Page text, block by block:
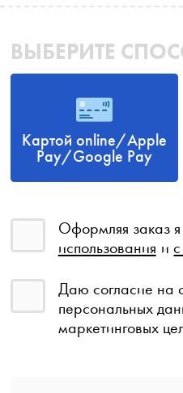
ВЫБЕРИТЕ
Картой online/Apple
Pay/Google Pay
Оформляя заказ я
использования и
Даю согласие на
персональных
маркетинговых